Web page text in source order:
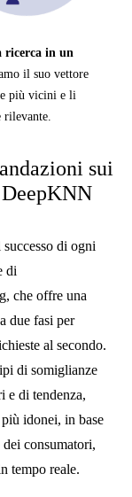
ricerca in un
il suo vettore
più vicini e li
rilevante.
sui
di ogni
di
che offre una
due fasi per
al secondo.
di somiglianze
e di tendenza,
idonei, in base
consumatori,
tempo reale.